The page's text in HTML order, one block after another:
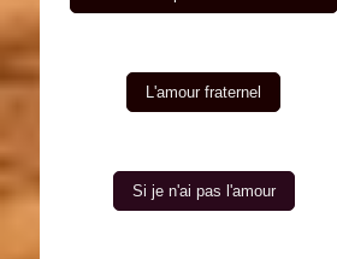
L'amour fraternel
Si je n'ai pas l'amour